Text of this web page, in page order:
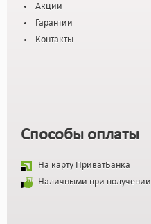
Акции
Гарантии
Контакты
Способы оплаты
На карту ПриватБанка
Наличными при получении